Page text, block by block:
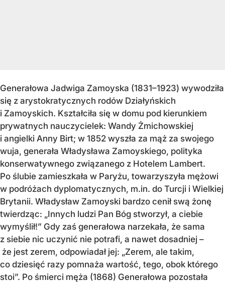
Generałowa Jadwiga Zamoyska (1831–1923) wywodziła
się z arystokratycznych rodów Działyńskich
i Zamoyskich. Kształciła się w domu pod kierunkiem
prywatnych nauczycielek: Wandy Żmichowskiej
i angielki Anny Birt; w 1852 wyszła za mąż za swojego
wuja, generała Władysława Zamoyskiego, polityka
konserwatywnego związanego z Hotelem Lambert.
Po ślubie zamieszkała w Paryżu, towarzyszyła mężowi
w podróżach dyplomatycznych, m.in. do Turcji i Wielkiej
Brytanii. Władysław Zamoyski bardzo cenił swą żonę
twierdząc: „Innych ludzi Pan Bóg stworzył, a ciebie
wymyślił!” Gdy zaś generałowa narzekała, że sama
z siebie nic uczynić nie potrafi, a nawet dosadniej –
że jest zerem, odpowiadał jej: „Zerem, ale takim,
co dziesięć razy pomnaża wartość, tego, obok którego
stoi”. Po śmierci męża (1868) Generałowa pozostała